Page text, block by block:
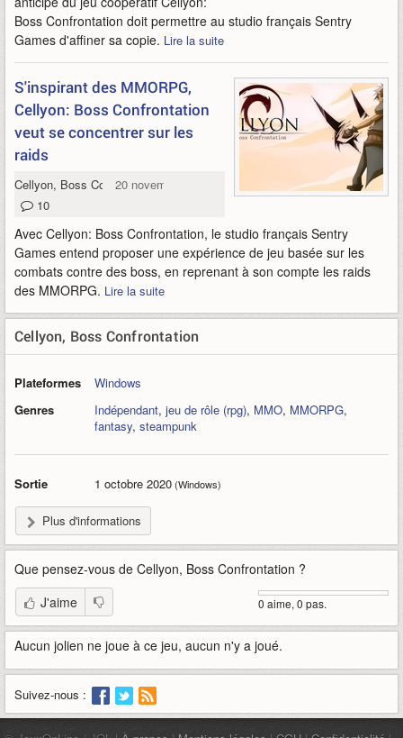
Boss Confrontation doit permettre au studio français Sentry
Games d'affiner sa copie. Lire la suite
S'inspirant des MMORPG,
Cellyon: Boss Confrontation
veut se concentrer sur les
raids
Cellyon, Boss Confrontation20 novembre 2019
10
Avec Cellyon: Boss Confrontation, le studio français Sentry
Games entend proposer une expérience de jeu basée sur les
combats contre des boss, en reprenant à son compte les raids
des MMORPG. Lire la suite
Cellyon, Boss Confrontation
Plateformes
Windows
Genres
Indépendant, jeu de rôle (rpg), MMO, MMORPG,
fantasy, steampunk
Sortie 1 octobre 2020(Windows)
Plus d'informations
Que pensez-vous de Cellyon, Boss Confrontation ?
0 aime, 0 pas.
J'aime
Aucun jolien ne joue à ce jeu, aucun n'y a joué.
Suivez-nous :